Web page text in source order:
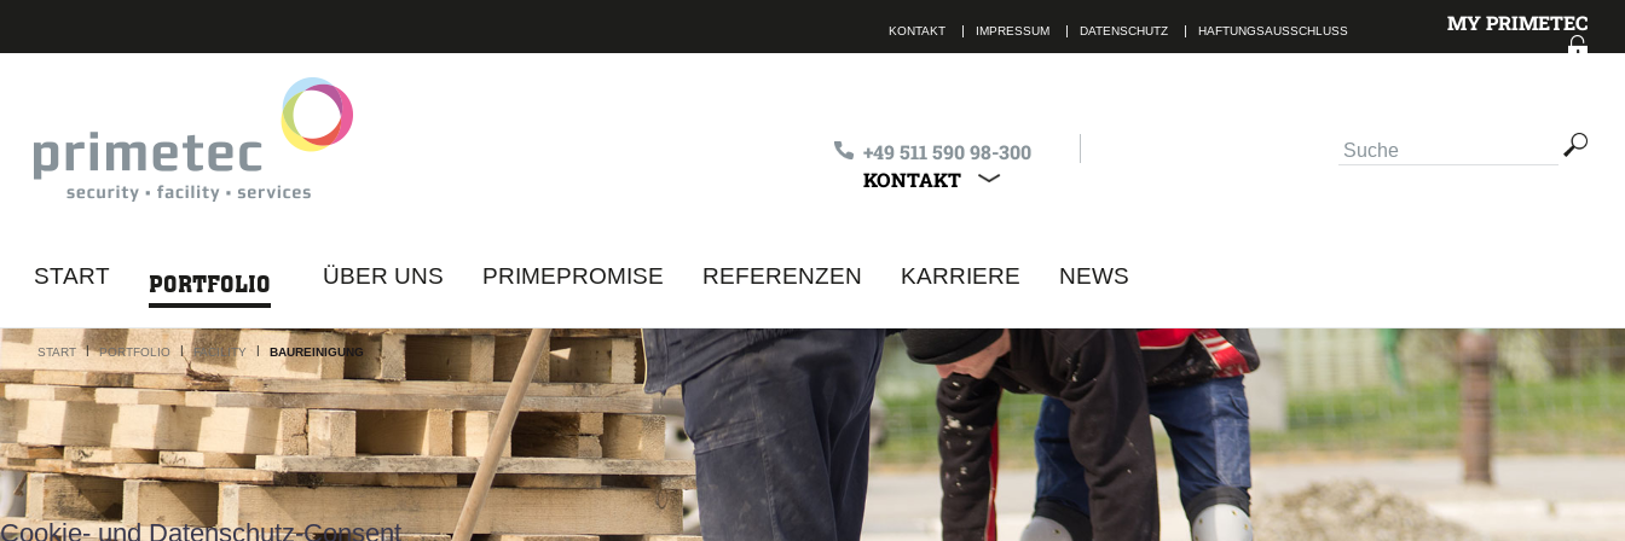
Cookie- und Datenschutz-Consent
MY PRIMETEC
KONTAKT IMPRESSUM DATENSCHUTZ HAFTUNGSAUSSCHLUSS
+49 511 590 98-300
KONTAKT
Alle Felder sind Pflichtfelder Ich habe dieDatenschutzbestimmungen ABSENDEN
START PORTFOLIO ÜBER UNS PRIMEPROMISE REFERENZEN KARRIERE NEWS
START | PORTFOLIO | FACILITY | BAUREINIGUNG